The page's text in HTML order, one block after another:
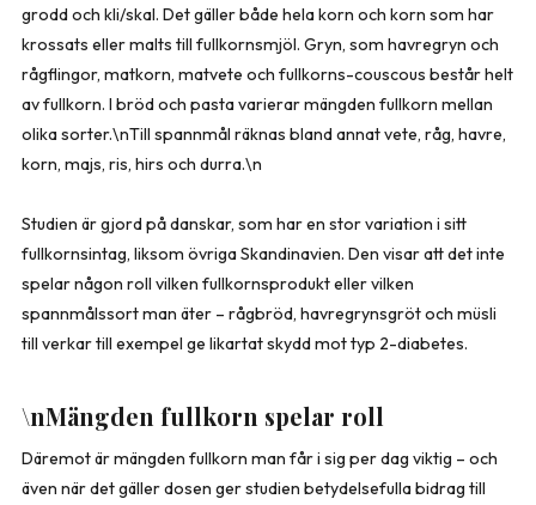
grodd och kli/skal. Det gäller både hela korn och korn som har
krossats eller malts till fullkornsmjöl. Gryn, som havregryn och
rågflingor, matkorn, matvete och fullkorns-couscous består helt
av fullkorn. I bröd och pasta varierar mängden fullkorn mellan
olika sorter.\nTill spannmål räknas bland annat vete, råg, havre,
korn, majs, ris, hirs och durra.\n
Studien är gjord på danskar, som har en stor variation i sitt
fullkornsintag, liksom övriga Skandinavien. Den visar att det inte
spelar någon roll vilken fullkornsprodukt eller vilken
spannmålssort man äter – rågbröd, havregrynsgröt och müsli
till verkar till exempel ge likartat skydd mot typ 2-diabetes.
\nMängden fullkorn spelar roll
Däremot är mängden fullkorn man får i sig per dag viktig – och
även när det gäller dosen ger studien betydelsefulla bidrag till